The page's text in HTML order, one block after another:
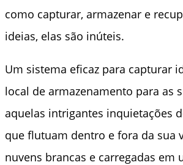
como capturar, armazenar e
ideias, elas são inúteis.
Um sistema eficaz para capturar
local de armazenamento para as
aquelas intrigantes inquietações
que flutuam dentro e fora da sua
nuvens brancas e carregadas em